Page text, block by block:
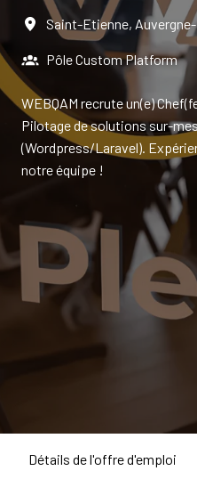
Saint-Etienne,
Pôle Custom Platform
WEBQAM recrute un(e)
Pilotage de solutions sur-
(Wordpress/Laravel).
notre équipe !
Détails de l'offre d'emploi